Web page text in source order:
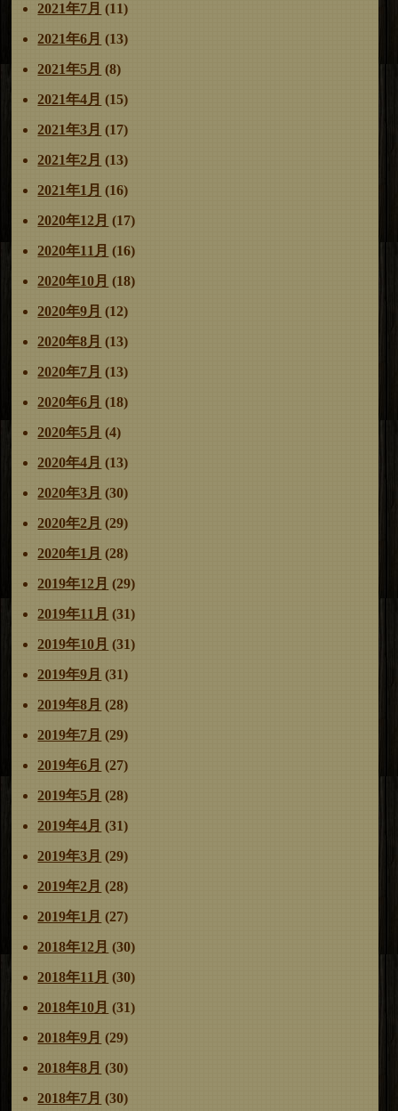
2021年7月 (11)
2021年6月 (13)
2021年5月 (8)
2021年4月 (15)
2021年3月 (17)
2021年2月 (13)
2021年1月 (16)
2020年12月 (17)
2020年11月 (16)
2020年10月 (18)
2020年9月 (12)
2020年8月 (13)
2020年7月 (13)
2020年6月 (18)
2020年5月 (4)
2020年4月 (13)
2020年3月 (30)
2020年2月 (29)
2020年1月 (28)
2019年12月 (29)
2019年11月 (31)
2019年10月 (31)
2019年9月 (31)
2019年8月 (28)
2019年7月 (29)
2019年6月 (27)
2019年5月 (28)
2019年4月 (31)
2019年3月 (29)
2019年2月 (28)
2019年1月 (27)
2018年12月 (30)
2018年11月 (30)
2018年10月 (31)
2018年9月 (29)
2018年8月 (30)
2018年7月 (30)